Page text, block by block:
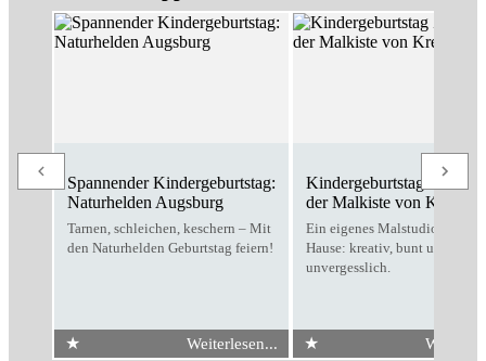
Spannender Kindergeburtstag:
Naturhelden Augsburg
Tarnen, schleichen, keschern – Mit
den Naturhelden Geburtstag feiern!
★ Weiterlesen...
Kindergeburtstag
der Malkiste von Kreativo
Ein eigenes Malstudio für zu
Hause: kreativ, bunt und
unvergesslich.
★